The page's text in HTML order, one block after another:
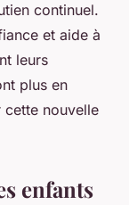
continuel.
et aide à
leurs
plus en
cette nouvelle
enfants